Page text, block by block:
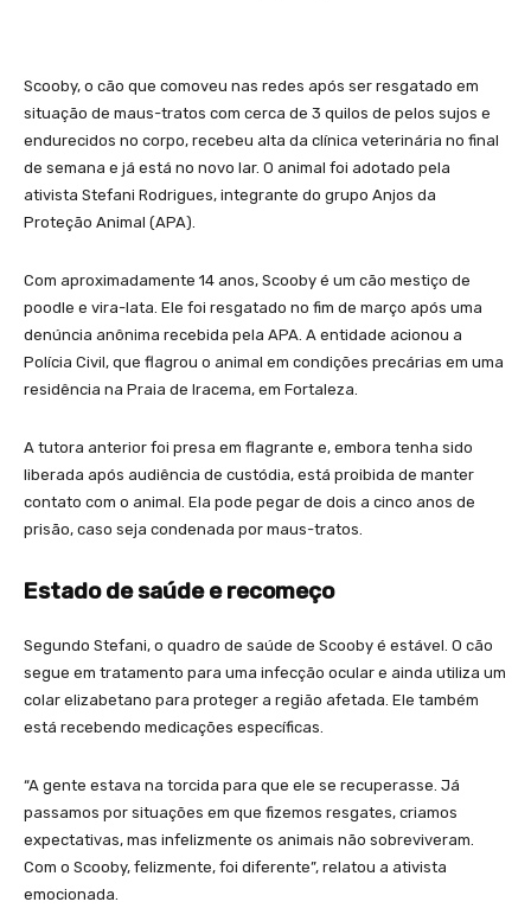
Scooby, o cão que comoveu nas redes após ser resgatado em
situação de maus-tratos com cerca de 3 quilos de pelos sujos e
endurecidos no corpo, recebeu alta da clínica veterinária no final
de semana e já está no novo lar. O animal foi adotado pela
ativista Stefani Rodrigues, integrante do grupo Anjos da
Proteção Animal (APA).
Com aproximadamente 14 anos, Scooby é um cão mestiço de
poodle e vira-lata. Ele foi resgatado no fim de março após uma
denúncia anônima recebida pela APA. A entidade acionou a
Polícia Civil, que flagrou o animal em condições precárias em uma
residência na Praia de Iracema, em Fortaleza.
A tutora anterior foi presa em flagrante e, embora tenha sido
liberada após audiência de custódia, está proibida de manter
contato com o animal. Ela pode pegar de dois a cinco anos de
prisão, caso seja condenada por maus-tratos.
Estado de saúde e recomeço
Segundo Stefani, o quadro de saúde de Scooby é estável. O cão
segue em tratamento para uma infecção ocular e ainda utiliza um
colar elizabetano para proteger a região afetada. Ele também
está recebendo medicações específicas.
“A gente estava na torcida para que ele se recuperasse. Já
passamos por situações em que fizemos resgates, criamos
expectativas, mas infelizmente os animais não sobreviveram.
Com o Scooby, felizmente, foi diferente”, relatou a ativista
emocionada.